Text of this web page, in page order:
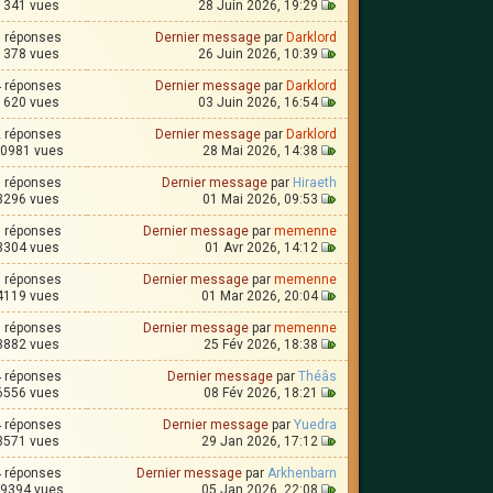
vues 28 Juin 2026, 19:29
réponses
vues
Dernier message par Darklord
26 Juin 2026, 10:39
réponses
vues
Dernier message par Darklord
03 Juin 2026, 16:54
réponses
vues
Dernier message par Darklord
28 Mai 2026, 14:38
réponses
vues
Dernier message par Hiraeth
01 Mai 2026, 09:53
réponses
vues
Dernier message par memenne
01 Avr 2026, 14:12
réponses
vues
Dernier message par memenne
01 Mar 2026, 20:04
réponses
vues
Dernier message par memenne
25 Fév 2026, 18:38
réponses
vues
Dernier message par Théâs
08 Fév 2026, 18:21
réponses
vues
Dernier message par Yuedra
29 Jan 2026, 17:12
réponses
vues
Dernier message par Arkhenbarn
05 Jan 2026, 22:08